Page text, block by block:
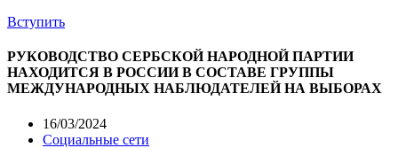
Вступить
РУКОВОДСТВО СЕРБСКОЙ НАРОДНОЙ ПАРТИИ
НАХОДИТСЯ В РОССИИ В СОСТАВЕ ГРУППЫ
МЕЖДУНАРОДНЫХ НАБЛЮДАТЕЛЕЙ НА ВЫБОРАХ
16/03/2024
Социальные сети